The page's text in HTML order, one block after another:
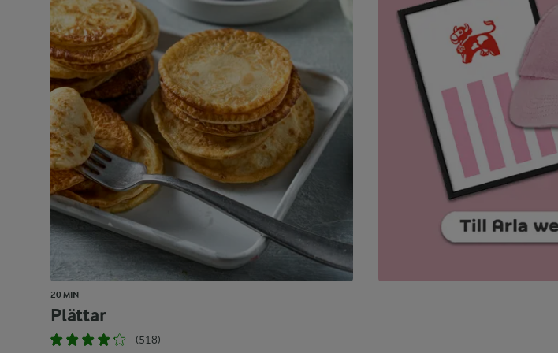
20 MIN
Plättar
(518)